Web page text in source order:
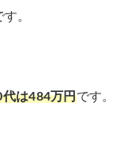
。
は484万円です。